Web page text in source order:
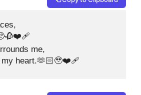
me,
my heart.🫶🏻🥹❤️‍🩹